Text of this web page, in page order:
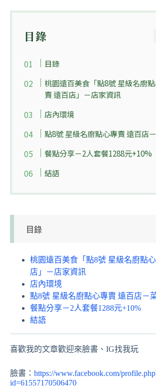
目錄
目錄
桃園遠百美食「點8號 星級名廚
賣 遠百店」－店家資訊
店內環境
點8號 星級名廚點心專賣 遠百店
餐點分享－2人套餐1288元+10%
結語
目錄
桃園遠百美食「點8號 星級名廚點
店」－店家資訊
店內環境
點8號 星級名廚點心專賣 遠百店－
餐點分享－2人套餐1288元+10%
結語
喜歡我的文章歡迎來臉書、IG找我玩
臉書： https://www.facebook.com/
id=61557170506470